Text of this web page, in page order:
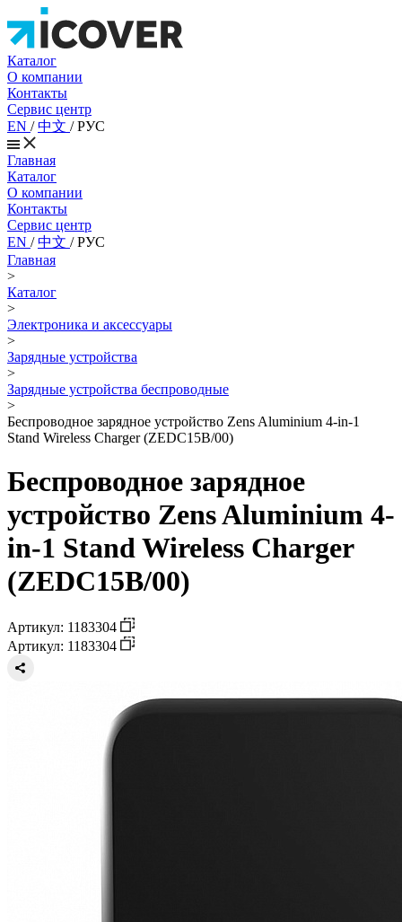
Каталог
О компании
Контакты
Сервис центр
EN /中文 /РУС
Главная
Каталог
О компании
Контакты
Сервис центр
EN /中文 /РУС
Главная
>
Каталог
>
Электроника и аксессуары
>
Зарядные устройства
>
Зарядные устройства беспроводные
>
Беспроводное зарядное устройство Zens Aluminium 4-in-1
Stand Wireless Charger (ZEDC15B/00)
Беспроводное зарядное
устройство Zens Aluminium 4-
in-1 Stand Wireless Charger
(ZEDC15B/00)
Артикул: 1183304
Артикул: 1183304